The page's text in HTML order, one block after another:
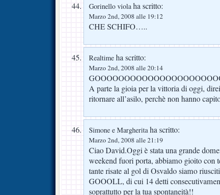
Gorinello violaha scritto:
Marzo 2nd, 2008 alle 19:12
CHE SCHIFO…..
Realtime ha scritto:
Marzo 2nd, 2008 alle 20:14
A parte la gioia per la vittoria di oggi,
ritornare all’asilo, perchè non hanno
Simone e Margheritaha scritto:
Marzo 2nd, 2008 alle 21:19
Ciao David.Oggi è stata una grande
weekend fuori porta, abbiamo gioito
tante risate al gol di Osvaldo siamo
GOOOLL, di cui 14 detti
soprattutto per la tua spontaneità!!